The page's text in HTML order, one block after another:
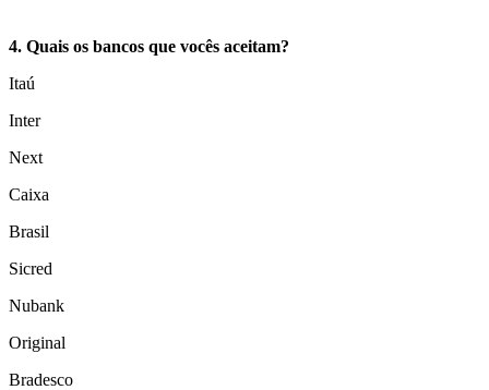
4. Quais os bancos que vocês aceitam?
Itaú
Inter
Next
Caixa
Brasil
Sicred
Nubank
Original
Bradesco